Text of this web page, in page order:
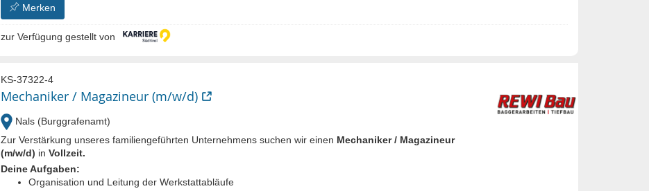
Merken
zur Verfügung gestellt von
KS-37322-4
Mechaniker / Magazineur (m/w/d)
Nals (Burggrafenamt)
Zur Verstärkung unseres familiengeführten Unternehmens suchen wir einen Mechaniker / Magazineur
(m/w/d) in Vollzeit.
Deine Aufgaben:
Organisation und Leitung der Werkstattabläufe